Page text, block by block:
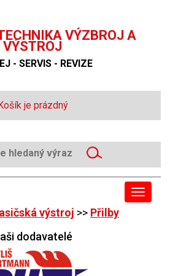
VÝZBROJ A
VÝSTROJ
- SERVIS - REVIZE
je prázdný
Toggle
výstroj >> Přilby
dodavatelé